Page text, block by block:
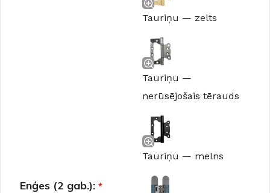
Enģes (2 gab.): *
Tauriņu — zelts
Tauriņu —
nerūsējošais tērauds
Tauriņu — melns